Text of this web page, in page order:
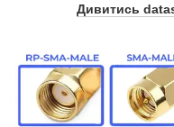
Дивитись